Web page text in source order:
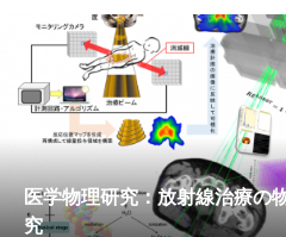
医学物理研究：放射線治療の
究